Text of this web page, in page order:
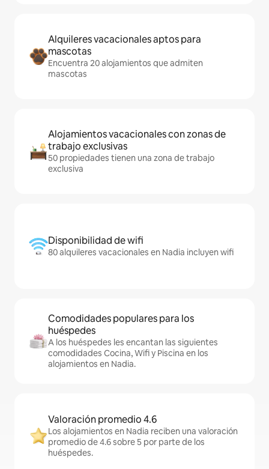
Alquileres vacacionales aptos para
mascotas
Encuentra 20 alojamientos que admiten
mascotas
Alojamientos vacacionales con zonas de
trabajo exclusivas
50 propiedades tienen una zona de trabajo
exclusiva
Disponibilidad de wifi
80 alquileres vacacionales en Nadia incluyen wifi
Comodidades populares para los
huéspedes
A los huéspedes les encantan las siguientes
comodidades Cocina, Wifi y Piscina en los
alojamientos en Nadia.
Valoración promedio 4.6
Los alojamientos en Nadia reciben una valoración
promedio de 4.6 sobre 5 por parte de los
huéspedes.